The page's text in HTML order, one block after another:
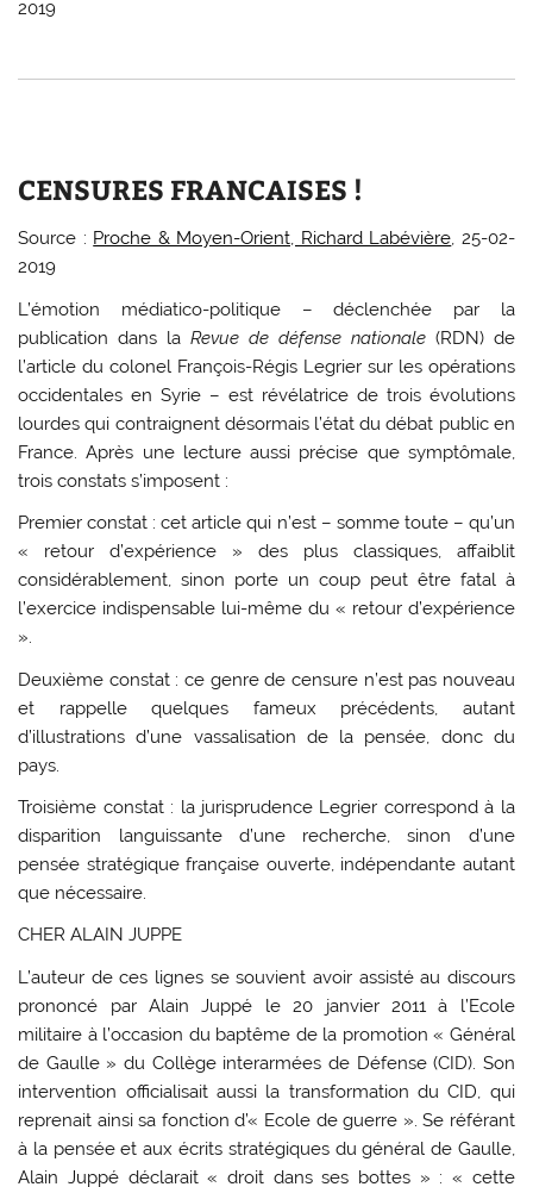
2019
CENSURES FRANCAISES !
Source : Proche & Moyen-Orient, Richard Labévière, 25-02-
2019
L’émotion médiatico-politique – déclenchée par la
publication dans laRevue de défense nationale(RDN) de
l’article du colonel François-Régis Legrier sur les opérations
occidentales en Syrie – est révélatrice de trois évolutions
lourdes qui contraignent désormais l’état du débat public en
France. Après une lecture aussi précise que symptômale,
trois constats s’imposent :
Premier constat : cet article qui n’est – somme toute – qu’un
« retour d’expérience » des plus classiques, affaiblit
considérablement, sinon porte un coup peut être fatal à
l’exercice indispensable lui-même du « retour d’expérience
».
Deuxième constat : ce genre de censure n’est pas nouveau
et rappelle quelques fameux précédents, autant
d’illustrations d’une vassalisation de la pensée, donc du
pays.
Troisième constat : la jurisprudence Legrier correspond à la
disparition languissante d’une recherche, sinon d’une
pensée stratégique française ouverte, indépendante autant
que nécessaire.
CHER ALAIN JUPPE
L’auteur de ces lignes se souvient avoir assisté au discours
prononcé par Alain Juppé le 20 janvier 2011 à l’Ecole
militaire à l’occasion du baptême de la promotion « Général
de Gaulle » du Collège interarmées de Défense (CID). Son
intervention officialisait aussi la transformation du CID, qui
reprenait ainsi sa fonction d’« Ecole de guerre ». Se référant
à la pensée et aux écrits stratégiques du général de Gaulle,
Alain Juppé déclarait « droit dans ses bottes » : « cette